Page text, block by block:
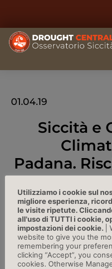
01.04.19
Siccità e
Padana.
Utilizziamo i cookie sul
migliore esperienza,
le visite ripetute.
all'uso di TUTTI i cookie,
impostazioni dei cookie.
website to give you the
remembering your
clicking “Accept”, you
cookies. Otherwise